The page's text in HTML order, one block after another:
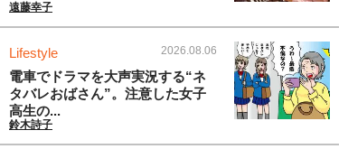
遠藤幸子
Lifestyle 2026.08.06
電車でドラマを大声実況する“ネ
タバレおばさん”。注意した女子
高生の...
鈴木詩子